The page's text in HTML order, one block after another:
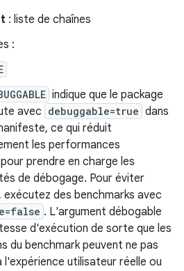
: liste de chaînes
:
indique que le package
avec debuggable=true dans
ce qui réduit
les performances
prendre en charge les
de débogage. Pour éviter
des benchmarks avec
. L'argument débogable
d'exécution de sorte que les
du benchmark peuvent ne pas
l'expérience utilisateur réelle ou